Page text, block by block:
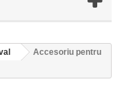
Accesoriu pentru